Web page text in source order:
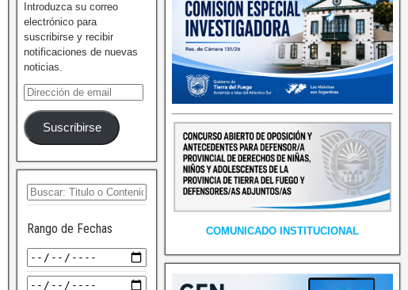
Introduzca su correo
electrónico para
suscribirse y recibir
notificaciones de nuevas
noticias.
Suscribirse
Rango de Fechas COMUNICADO INSTITUCIONAL